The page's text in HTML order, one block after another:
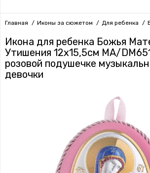
Главная Иконы за сюжетом Для ребенка
Икона для ребенка Божья
Утишения 12x15,5см MA/
розовой подушечке
девочки